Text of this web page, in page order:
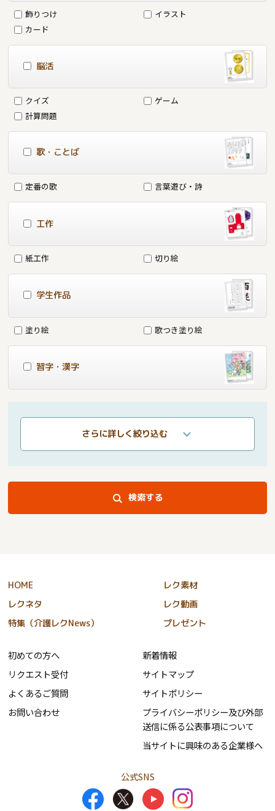
飾りつけ
イラスト
カード
脳活
クイズ
ゲーム
計算問題
歌・ことば
定番の歌 言葉遊び・詩
工作
紙工作 切り絵
学生作品
塗り絵 歌つき塗り絵
習字・漢字
さらに詳しく絞り込む
検索する
HOME
レク素材
レクネタ
レク動画
特集（介護レクNews）
プレゼント
初めての方へ
リクエスト受付
よくあるご質問
お問い合わせ
新着情報
サイトマップ
サイトポリシー
プライバシーポリシー及び外部
送信に係る公表事項について
当サイトに興味のある企業様へ
公式SNS